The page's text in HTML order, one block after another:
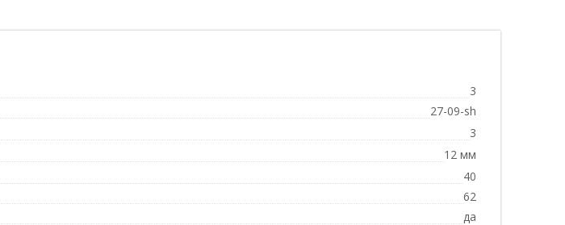
3
27-09-sh
3
12 мм
40
62
да